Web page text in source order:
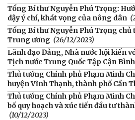
Tổng Bí thư Nguyễn Phú Trọng:
dậy ý chí, khát vọng của nông dân
Tổng Bí thư Nguyễn Phú Trọng chủ
Trung ương (26/12/2023)
Lãnh đạo Đảng, Nhà nước hội kiến
Tịch nước Trung Quốc Tập Cận Bình
Thủ tướng Chính phủ Phạm Minh
huyện Vĩnh Thạnh, thành phố Cần
Thủ tướng Chính phủ Phạm Minh
bố quy hoạch và xúc tiến đầu tư
(10/12/2023)